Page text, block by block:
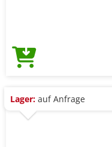
Lager: auf Anfrage